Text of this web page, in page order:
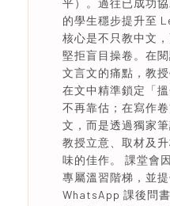
平）。過往已成功
的學生穩步提升至
核心是不只教中文
堅拒盲目操卷。在
文言文的痛點，教
在文中精準鎖定「
不再靠估；在寫作
文，而是透過獨家
教授立意、取材及
味的佳作。 課堂會
專屬溫習階梯，並
WhatsApp 課後問